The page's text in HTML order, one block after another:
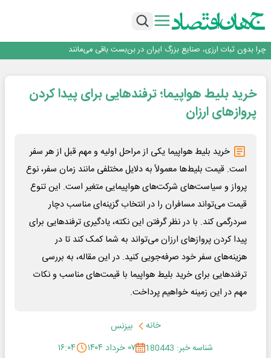
روزنامه ۱۷ مرداد
چرا بدون ثبات ارزی، صنایع بزرگ ایران در بن‌بست باقی می‌مانند
روزنامه ۱۷ مرداد
افزایش قیمت بلیت اتوبوس فصلی شد؟
خرید بلیط هواپیما؛ ترفندهایی برای پیدا کردن
پروازهای ارزان
خرید بلیط هواپیما یکی از مراحل اولیه و مهم قبل از هر سفر
است. قیمت بلیط‌ها معمولاً به دلایل مختلفی مانند زمان سفر، نوع
پرواز و سیاست‌های شرکت‌های هواپیمایی متغیر است. این تنوع
قیمت می‌تواند مسافران را در انتخاب گزینه‌ای مناسب دچار
سردرگمی کند. با در نظر گرفتن این نکته، یادگیری ترفندهایی برای
پیدا کردن پروازهای ارزان می‌تواند به شما کمک کند تا در
هزینه‌های سفر خود صرفه‌جویی کنید. در این مقاله، به بررسی
ترفندهایی برای خرید بلیط هواپیما با قیمت‌های مناسب و نکات
مهم در این زمینه خواهیم پرداخت.
خانه
بیزنس
شناسه خبر: 180443
۰۷ خرداد ۱۴۰۴ ۱۶:۰۴